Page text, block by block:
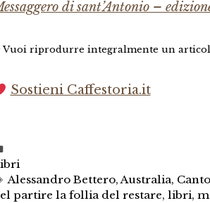
di sant’Antonio –
Vuoi riprodurre integralmente un
Sostieni Caffestoria.it
Tag
Alessandro Bettero,Australia,
partire la follia del restare, libri,